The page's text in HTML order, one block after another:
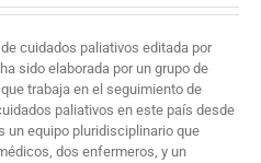
cuidados paliativos editada por
sido elaborada por un grupo de
trabaja en el seguimiento de
paliativos en este país desde
un equipo pluridisciplinario que
dos enfermeros, y un